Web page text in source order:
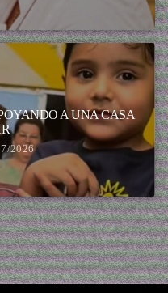
A UNA CASA
2026